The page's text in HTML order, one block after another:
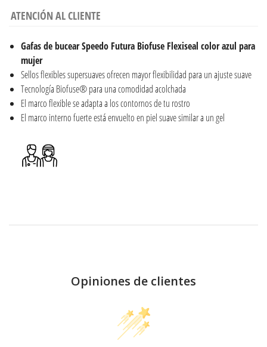
ATENCIÓN AL CLIENTE
Gafas de bucear Speedo Futura Biofuse Flexiseal color azul para
mujer
Sellos flexibles supersuaves ofrecen mayor flexibilidad para un ajuste suave
Tecnología Biofuse® para una comodidad acolchada
El marco flexible se adapta a los contornos de tu rostro
El marco interno fuerte está envuelto en piel suave similar a un gel
Opiniones de clientes